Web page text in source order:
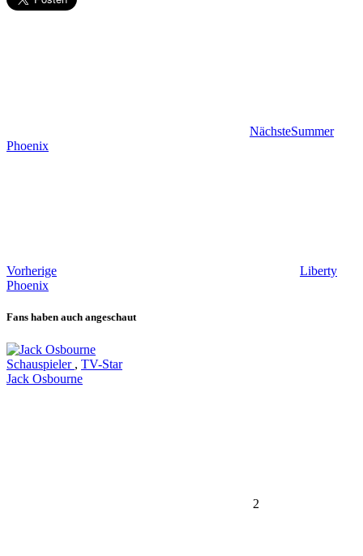
NächsteSummer
Phoenix
Vorherige
Liberty
Phoenix
Fans haben auch angeschaut
Schauspieler , TV-Star
Jack Osbourne
2